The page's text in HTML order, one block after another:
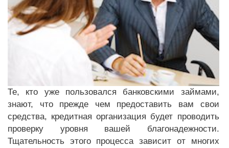
Те, кто уже пользовался банковскими займами,
знают, что прежде чем предоставить вам свои
средства, кредитная организация будет проводить
проверку уровня вашей благонадежности.
Тщательность этого процесса зависит от многих